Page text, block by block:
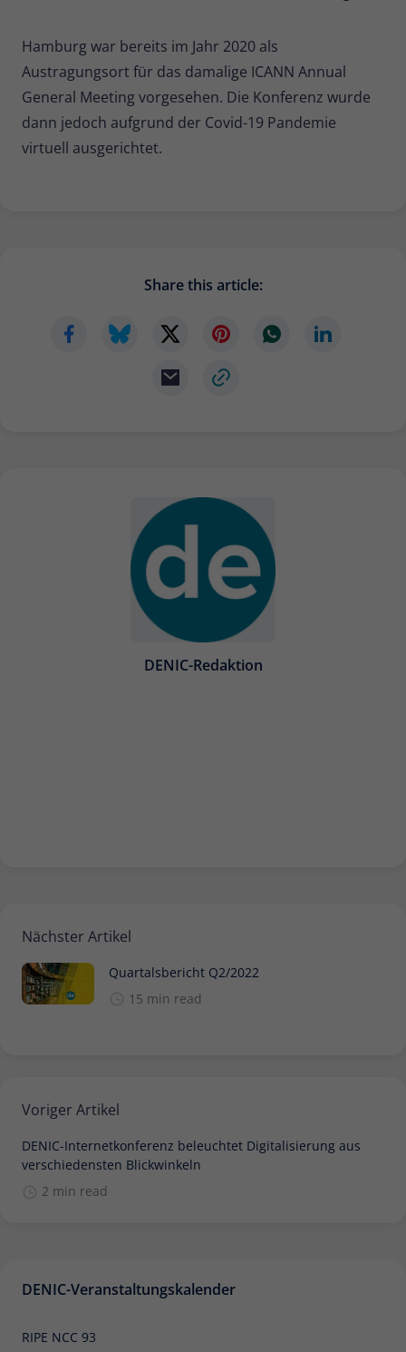
Hamburg war bereits im Jahr 2020 als
Austragungsort für das damalige ICANN Annual
General Meeting vorgesehen. Die Konferenz wurde
dann jedoch aufgrund der Covid-19 Pandemie
virtuell ausgerichtet.
Share this article:
DENIC-Redaktion
Nächster Artikel
Quartalsbericht Q2/2022
15 min read
Voriger Artikel
DENIC-Internetkonferenz beleuchtet Digitalisierung aus
verschiedensten Blickwinkeln
2 min read
DENIC-Veranstaltungskalender
RIPE NCC 93